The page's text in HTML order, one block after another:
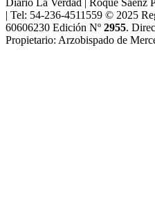
Diario La Verdad | Roque Sáenz
| Tel: 54-236-4511559 © 2025
60606230 Edición Nº 2955.
Propietario:​ Arzobispado de